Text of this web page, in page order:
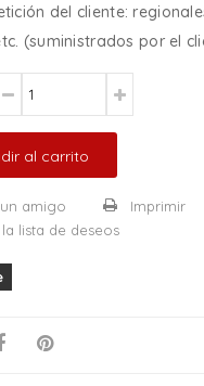
del cliente:
(suministrados por el
al carrito
amigo
Imprimir
lista de deseos